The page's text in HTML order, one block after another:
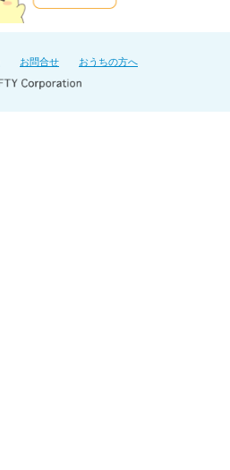
お問合せ おうちの方へ